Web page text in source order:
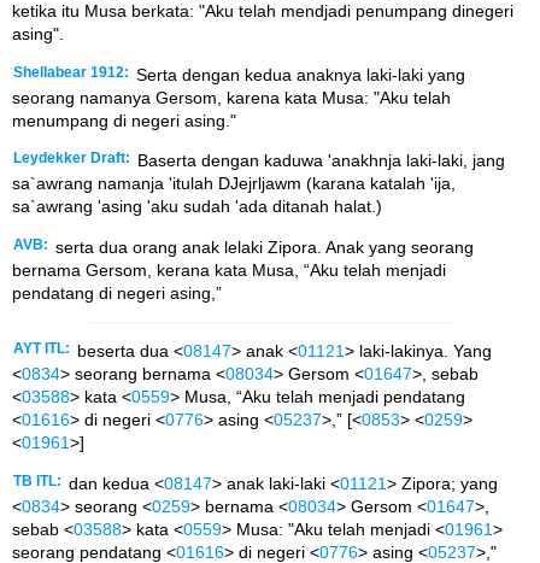
ketika itu Musa berkata: "Aku telah mendjadi penumpang dinegeri
asing".
Shellabear 1912: Serta dengan kedua anaknya laki-laki yang
seorang namanya Gersom, karena kata Musa: "Aku telah
menumpang di negeri asing."
Leydekker Draft:
Baserta dengan kaduwa 'anakhnja laki-laki, jang
sa`awrang namanja 'itulah DJejrljawm (karana katalah 'ija,
sa`awrang 'asing 'aku sudah 'ada ditanah halat.)
AVB: serta dua orang anak lelaki Zipora. Anak yang seorang
bernama Gersom, kerana kata Musa, “Aku telah menjadi
pendatang di negeri asing,”
AYT ITL: beserta dua <08147> anak <01121> laki-lakinya. Yang
<0834> seorang bernama <08034> Gersom <01647>, sebab
<03588> kata <0559> Musa, “Aku telah menjadi pendatang
<01616> di negeri <0776> asing <05237>,” [<0853> <0259>
<01961>]
TB ITL: dan kedua <08147> anak laki-laki <01121> Zipora; yang
<0834> seorang <0259> bernama <08034> Gersom <01647>,
sebab <03588> kata <0559> Musa: "Aku telah menjadi <01961>
seorang pendatang <01616> di negeri <0776> asing <05237>,"